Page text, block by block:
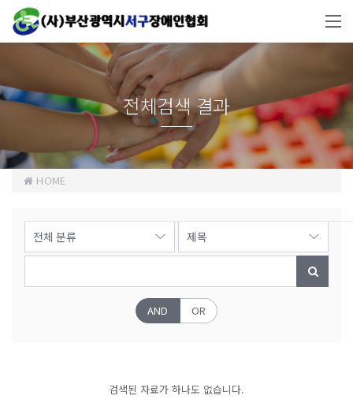
전체검색 결과
HOME
AND OR
검색된 자료가 하나도 없습니다.